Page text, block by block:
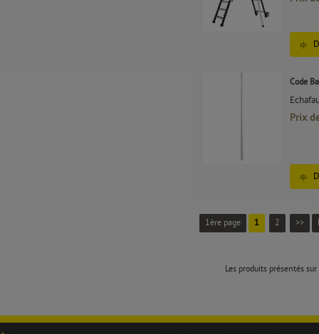
Code
Prix
1ère page 1 2 >>
Les produits présentés